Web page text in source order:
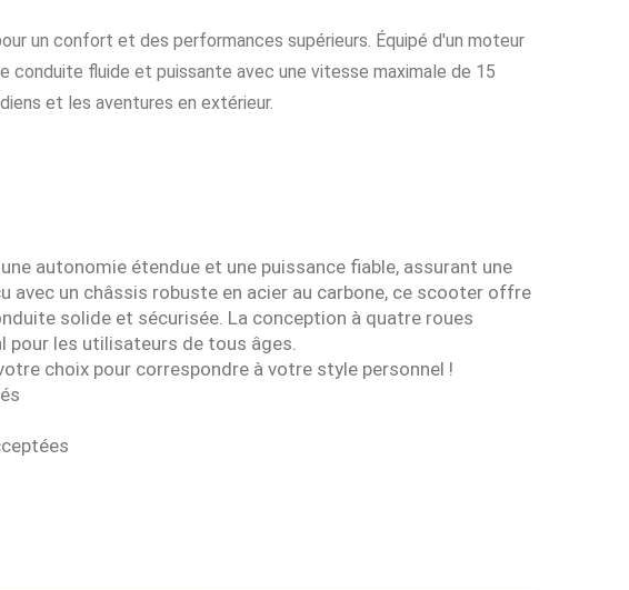
un confort et des performances supérieurs. Équipé d'un moteur
fluide et puissante avec une vitesse maximale de 15
et les aventures en extérieur.
autonomie étendue et une puissance fiable, assurant une
avec un châssis robuste en acier au carbone, ce scooter offre
solide et sécurisée. La conception à quatre roues
pour les utilisateurs de tous âges.
choix pour correspondre à votre style personnel !